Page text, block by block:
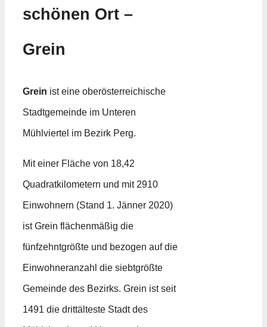
schönen Ort –
Grein
Grein ist eine oberösterreichische
Stadtgemeinde im Unteren
Mühlviertel im Bezirk Perg.
Mit einer Fläche von 18,42
Quadratkilometern und mit 2910
Einwohnern (Stand 1. Jänner 2020)
ist Grein flächenmäßig die
fünfzehntgrößte und bezogen auf die
Einwohneranzahl die siebtgrößte
Gemeinde des Bezirks. Grein ist seit
1491 die drittälteste Stadt des